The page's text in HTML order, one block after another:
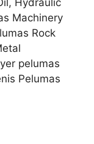
Hydraulic
Machinery
Rock
pelumas
Pelumas